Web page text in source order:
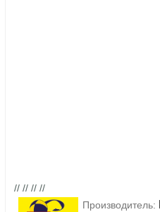
// // // //
Производитель: